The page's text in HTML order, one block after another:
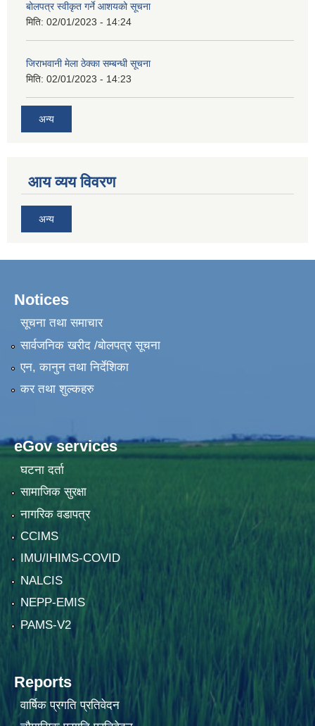
बोलपत्र स्वीकृत गर्ने आशयको सूचना
मिति: 02/01/2023 - 14:24
जिराभवानी मेला ठेक्का सम्बन्धी सूचना
मिति: 02/01/2023 - 14:23
अन्य
आय व्यय विवरण
अन्य
Notices
सूचना तथा समाचार
सार्वजनिक खरीद /बोलपत्र सूचना
एन, कानुन तथा निर्देशिका
कर तथा शुल्कहरु
eGov services
घटना दर्ता
सामाजिक सुरक्षा
नागरिक वडापत्र
CCIMS
IMU/IHIMS-COVID
NALCIS
NEPP-EMIS
PAMS-V2
Reports
वार्षिक प्रगति प्रतिवेदन